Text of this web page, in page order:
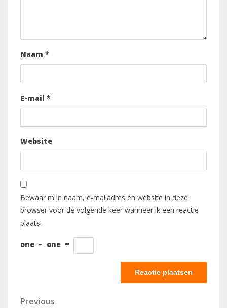
Naam *
E-mail *
Website
Bewaar mijn naam, e-mailadres en website in deze
browser voor de volgende keer wanneer ik een reactie
plaats.
one − one =
Previous
Previous